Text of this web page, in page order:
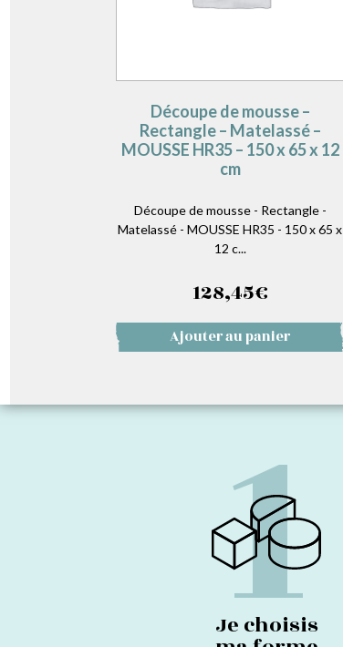
Découpe de mousse –
Rectangle – Matelassé –
MOUSSE HR35 – 150 x 65 x 12
cm
Découpe de mousse - Rectangle -
Matelassé - MOUSSE HR35 - 150 x 65 x
12 c...
128,45€
Ajouter au panier
1
Je choisis